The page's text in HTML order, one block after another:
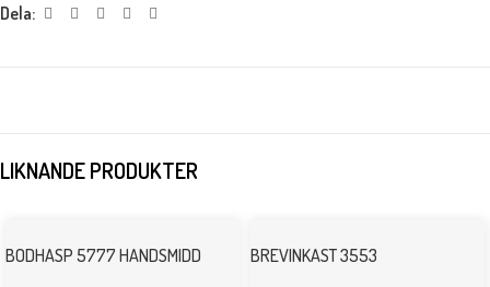
Dela:
LIKNANDE PRODUKTER
BODHASP 5777 HANDSMIDD BREVINKAST 3553